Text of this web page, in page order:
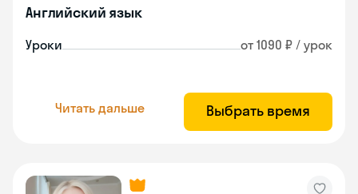
Английский язык
Уроки от 1090 ₽ / урок
Читать дальше Выбрать время